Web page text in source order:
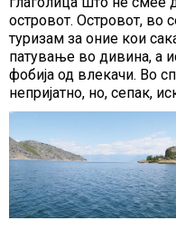
островот. Островот, во
туризам за оние кои
патување во дивина, а
фобија од влекачи. Во
непријатно, но, сепак,